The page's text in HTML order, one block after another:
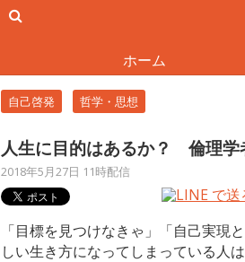
ホーム
自己啓発 哲学・思想
人生に目的はあるか？ 倫理学
2018年5月27日 11時配信
「目標を見つけなきゃ」「自己実
しい生き方になってしまっている人